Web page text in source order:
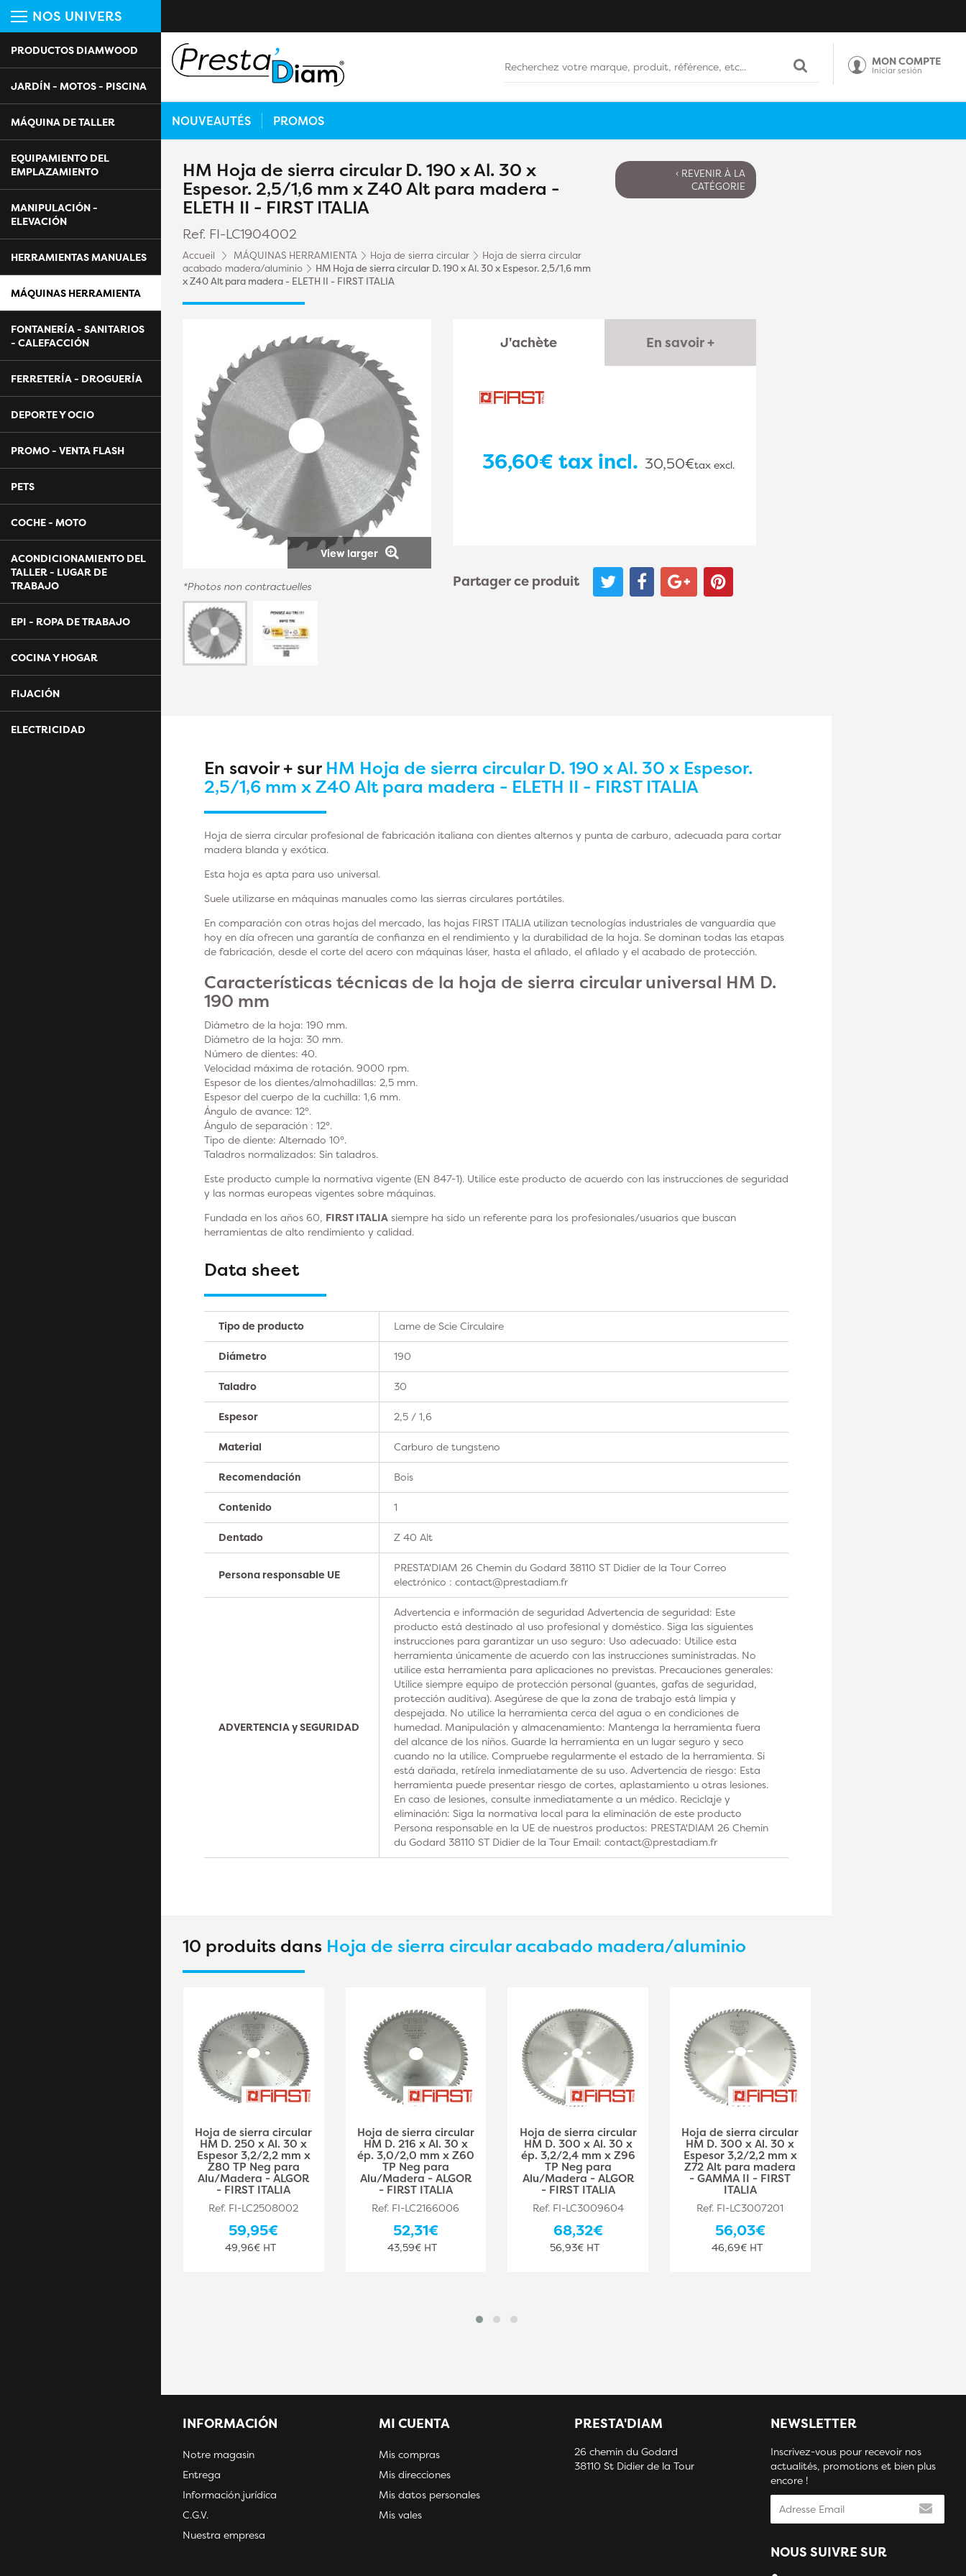
NOS UNIVERS
PRODUCTOS DIAMWOOD
JARDÍN - MOTOS - PISCINA
MÁQUINA DE TALLER
EQUIPAMIENTO DEL
EMPLAZAMIENTO
MANIPULACIÓN -
ELEVACIÓN
HERRAMIENTAS MANUALES
MÁQUINAS HERRAMIENTA
FONTANERÍA - SANITARIOS
- CALEFACCIÓN
FERRETERÍA - DROGUERÍA
DEPORTE Y OCIO
PROMO - VENTA FLASH
PETS
COCHE - MOTO
ACONDICIONAMIENTO DEL
TALLER - LUGAR DE
TRABAJO
EPI - ROPA DE TRABAJO
COCINA Y HOGAR
FIJACIÓN
ELECTRICIDAD
MON COMPTE
Iniciar sesión
NOUVEAUTÉS PROMOS
HM Hoja de sierra circular D. 190 x Al. 30 x
Espesor. 2,5/1,6 mm x Z40 Alt para madera -
ELETH II - FIRST ITALIA
Ref. FI-LC1904002
Accueil MÁQUINAS HERRAMIENTA Hoja de sierra circular
Hoja de sierra circular
acabado madera/aluminio
HM Hoja de sierra circular D. 190 x Al. 30 x Espesor. 2,5/1,6 mm
x Z40 Alt para madera - ELETH II - FIRST ITALIA
‹ REVENIR À LA
CATÉGORIE
View larger
*Photos non contractuelles
J'achète En savoir +
36,60€ tax incl. 30,50€tax excl.
Partager ce produit
En savoir + sur HM Hoja de sierra circular D. 190 x Al. 30 x Espesor.
2,5/1,6 mm x Z40 Alt para madera - ELETH II - FIRST ITALIA
Hoja de sierra circular profesional de fabricación italiana con dientes alternos y punta de carburo, adecuada para cortar
madera blanda y exótica.
Esta hoja es apta para uso universal.
Suele utilizarse en máquinas manuales como las sierras circulares portátiles.
En comparación con otras hojas del mercado, las hojas FIRST ITALIA utilizan tecnologías industriales de vanguardia que
hoy en día ofrecen una garantía de confianza en el rendimiento y la durabilidad de la hoja. Se dominan todas las etapas
de fabricación, desde el corte del acero con máquinas láser, hasta el afilado, el afilado y el acabado de protección.
Características técnicas de la hoja de sierra circular universal HM D.
190 mm
Diámetro de la hoja: 190 mm.
Diámetro de la hoja: 30 mm.
Número de dientes: 40.
Velocidad máxima de rotación. 9000 rpm.
Espesor de los dientes/almohadillas: 2,5 mm.
Espesor del cuerpo de la cuchilla: 1,6 mm.
Ángulo de avance: 12°.
Ángulo de separación : 12°.
Tipo de diente: Alternado 10°.
Taladros normalizados: Sin taladros.
Este producto cumple la normativa vigente (EN 847-1). Utilice este producto de acuerdo con las instrucciones de seguridad
y las normas europeas vigentes sobre máquinas.
Fundada en los años 60, FIRST ITALIA siempre ha sido un referente para los profesionales/usuarios que buscan
herramientas de alto rendimiento y calidad.
Data sheet
Tipo de producto Lame de Scie Circulaire
Diámetro 190
Taladro 30
Espesor 2,5 / 1,6
Material Carburo de tungsteno
Recomendación Bois
Contenido 1
Dentado Z 40 Alt
Persona responsable UE
PRESTA'DIAM 26 Chemin du Godard 38110 ST Didier de la Tour Correo
electrónico : contact@prestadiam.fr
ADVERTENCIA y SEGURIDAD
Advertencia e información de seguridad Advertencia de seguridad: Este
producto está destinado al uso profesional y doméstico. Siga las siguientes
instrucciones para garantizar un uso seguro: Uso adecuado: Utilice esta
herramienta únicamente de acuerdo con las instrucciones suministradas. No
utilice esta herramienta para aplicaciones no previstas. Precauciones generales:
Utilice siempre equipo de protección personal (guantes, gafas de seguridad,
protección auditiva). Asegúrese de que la zona de trabajo está limpia y
despejada. No utilice la herramienta cerca del agua o en condiciones de
humedad. Manipulación y almacenamiento: Mantenga la herramienta fuera
del alcance de los niños. Guarde la herramienta en un lugar seguro y seco
cuando no la utilice. Compruebe regularmente el estado de la herramienta. Si
está dañada, retírela inmediatamente de su uso. Advertencia de riesgo: Esta
herramienta puede presentar riesgo de cortes, aplastamiento u otras lesiones.
En caso de lesiones, consulte inmediatamente a un médico. Reciclaje y
eliminación: Siga la normativa local para la eliminación de este producto
Persona responsable en la UE de nuestros productos: PRESTA'DIAM 26 Chemin
du Godard 38110 ST Didier de la Tour Email: contact@prestadiam.fr
10 produits dans Hoja de sierra circular acabado madera/aluminio
Hoja de sierra circular
HM D. 250 x Al. 30 x
Espesor 3,2/2,2 mm x
Z80 TP Neg para
Alu/Madera - ALGOR
- FIRST ITALIA
Ref. FI-LC2508002
59,95€
49,96€ HT
Hoja de sierra circular
HM D. 216 x Al. 30 x
ép. 3,0/2,0 mm x Z60
TP Neg para
Alu/Madera - ALGOR
- FIRST ITALIA
Ref. FI-LC2166006
52,31€
43,59€ HT
Hoja de sierra circular
HM D. 300 x Al. 30 x
ép. 3,2/2,4 mm x Z96
TP Neg para
Alu/Madera - ALGOR
- FIRST ITALIA
Ref. FI-LC3009604
68,32€
56,93€ HT
Hoja de sierra circular
HM D. 300 x Al. 30 x
Espesor 3,2/2,2 mm x
Z72 Alt para madera
- GAMMA II - FIRST
ITALIA
Ref. FI-LC3007201
56,03€
46,69€ HT
INFORMACIÓN
Notre magasin
Entrega
Información jurídica
C.G.V.
Nuestra empresa
MI CUENTA
Mis compras
Mis direcciones
Mis datos personales
Mis vales
PRESTA'DIAM
26 chemin du Godard
38110 St Didier de la Tour
NEWSLETTER
Inscrivez-vous pour recevoir nos
actualités, promotions et bien plus
encore !
NOUS SUIVRE SUR